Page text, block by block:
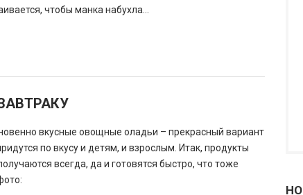
чтобы манка набухла...
вкусные овощные оладьи – прекрасный вариант
по вкусу и детям, и взрослым. Итак, продукты
всегда, да и готовятся быстро, что тоже